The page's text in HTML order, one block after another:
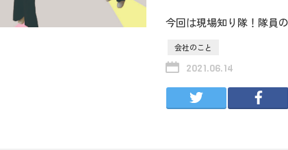
今回は現場知り隊！隊員の
会社のこと
2021.06.14